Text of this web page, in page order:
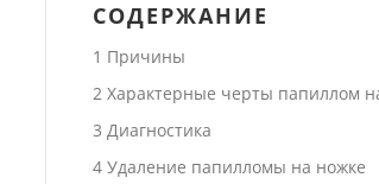
СОДЕРЖАНИЕ
1 Причины
2Характерные черты папиллом
3 Диагностика
4Удаление папилломы на ножке